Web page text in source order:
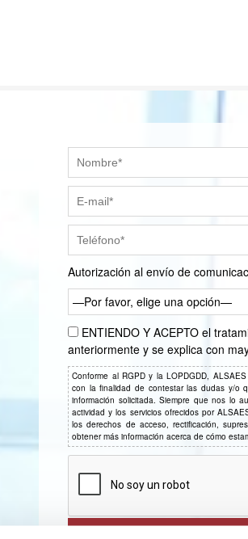
Autorización al envío de
—Por favor, elige una opción—
ENTIENDO Y ACEPTO el
anteriormente y se explica con
Conforme al RGPD y la LOPDGDD,
con la finalidad de contestar las dudas y/o
información solicitada. Siempre que nos lo
actividad y los servicios ofrecidos por
los derechos de acceso, rectificación,
obtener más información acerca de cómo